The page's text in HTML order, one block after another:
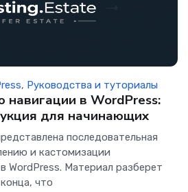
, Руководства и туториалы
навигации в WordPress:
для начинающих
последовательная
и кастомизации
WordPress. Материал разберет
что